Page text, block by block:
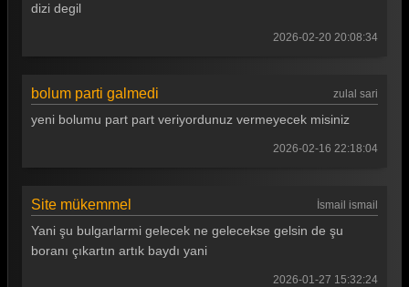
dizi degil
2026-02-20 20:08:34
bolum parti galmedi zulal sari
yeni bolumu part part veriyordunuz vermeyecek misiniz
2026-02-16 22:18:04
Site mükemmel İsmail ismail
Yani şu bulgarlarmi gelecek ne gelecekse gelsin de şu
boranı çıkartın artık baydı yani
2026-01-27 15:32:24